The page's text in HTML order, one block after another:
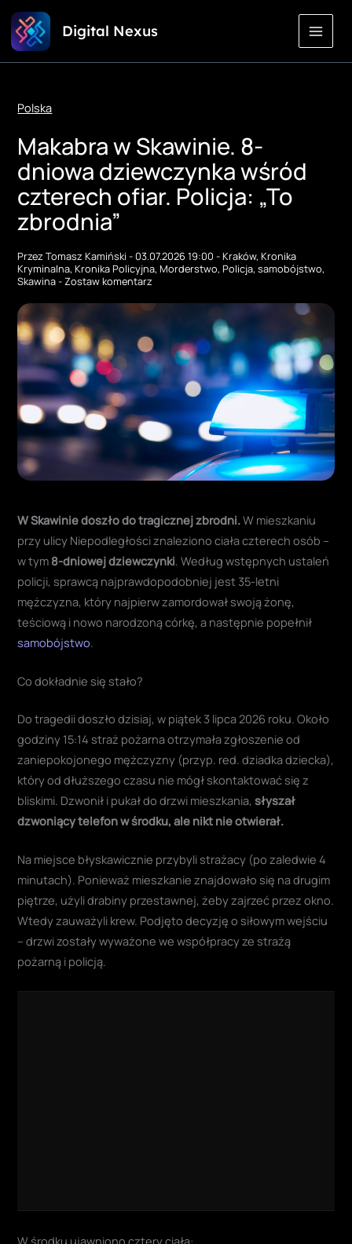
Przejdź
do
treści
Digital Nexus
Polska
Makabra w Skawinie. 8-
dniowa dziewczynka wśród
czterech ofiar. Policja: „To
zbrodnia”
PrzezTomasz Kamiński-03.07.2026 19:00-Kraków,Kronika
Kryminalna,Kronika Policyjna,Morderstwo,Policja,samobójstwo,
Skawina-Zostaw komentarz
W Skawinie doszło do tragicznej zbrodni.W mieszkaniu
przy ulicy Niepodległości znaleziono ciała czterech osób –
w tym 8-dniowej dziewczynki. Według wstępnych ustaleń
policji, sprawcą najprawdopodobniej jest 35-letni
mężczyzna, który najpierw zamordował swoją żonę,
teściową i nowo narodzoną córkę, a następnie popełnił
samobójstwo.
Co dokładnie się stało?
Do tragedii doszło dzisiaj, w piątek 3 lipca 2026 roku. Około
godziny 15:14 straż pożarna otrzymała zgłoszenie od
zaniepokojonego mężczyzny (przyp. red. dziadka dziecka),
który od dłuższego czasu nie mógł skontaktować się z
bliskimi. Dzwonił i pukał do drzwi mieszkania,słyszał
dzwoniący telefon w środku, ale nikt nie otwierał.
Na miejsce błyskawicznie przybyli strażacy (po zaledwie 4
minutach). Ponieważ mieszkanie znajdowało się na drugim
piętrze, użyli drabiny przestawnej, żeby zajrzeć przez okno.
Wtedy zauważyli krew. Podjęto decyzję o siłowym wejściu
– drzwi zostały wyważone we współpracy ze strażą
pożarną i policją.